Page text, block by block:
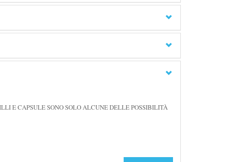
E CAPSULE SONO SOLO ALCUNE DELLE POSSIBILITÀ